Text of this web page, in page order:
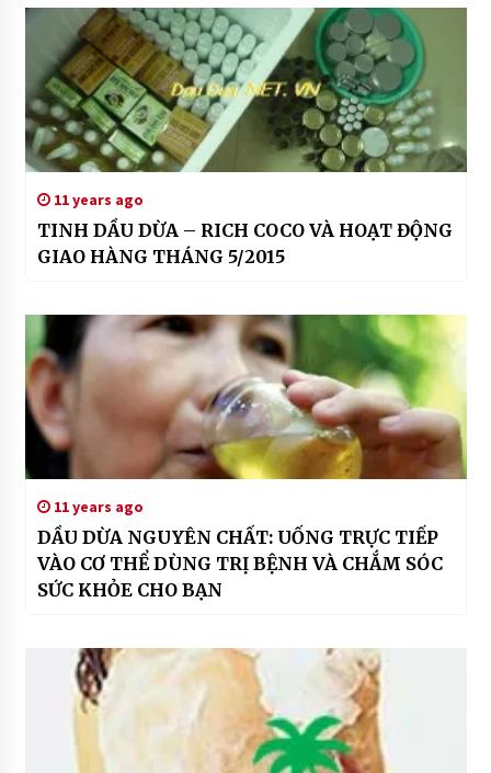
11 years ago
TINH DẦU DỪA – RICH COCO VÀ HOẠT ĐỘNG
GIAO HÀNG THÁNG 5/2015
11 years ago
DẦU DỪA NGUYÊN CHẤT: UỐNG TRỰC TIẾP
VÀO CƠ THỂ DÙNG TRỊ BỆNH VÀ CHẮM SÓC
SỨC KHỎE CHO BẠN